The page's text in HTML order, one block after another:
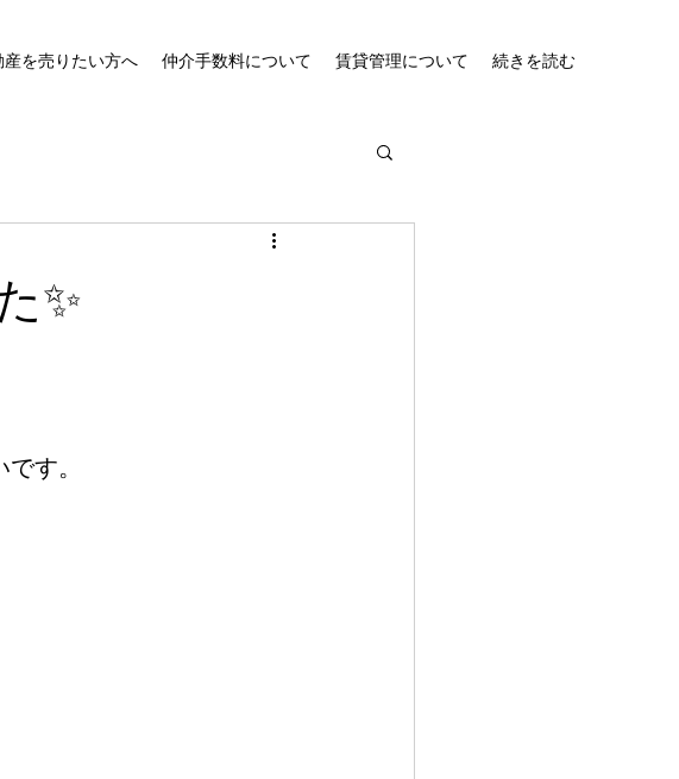
産を売りたい方へ 仲介手数料について 賃貸管理について 続きを読む
✨
す。